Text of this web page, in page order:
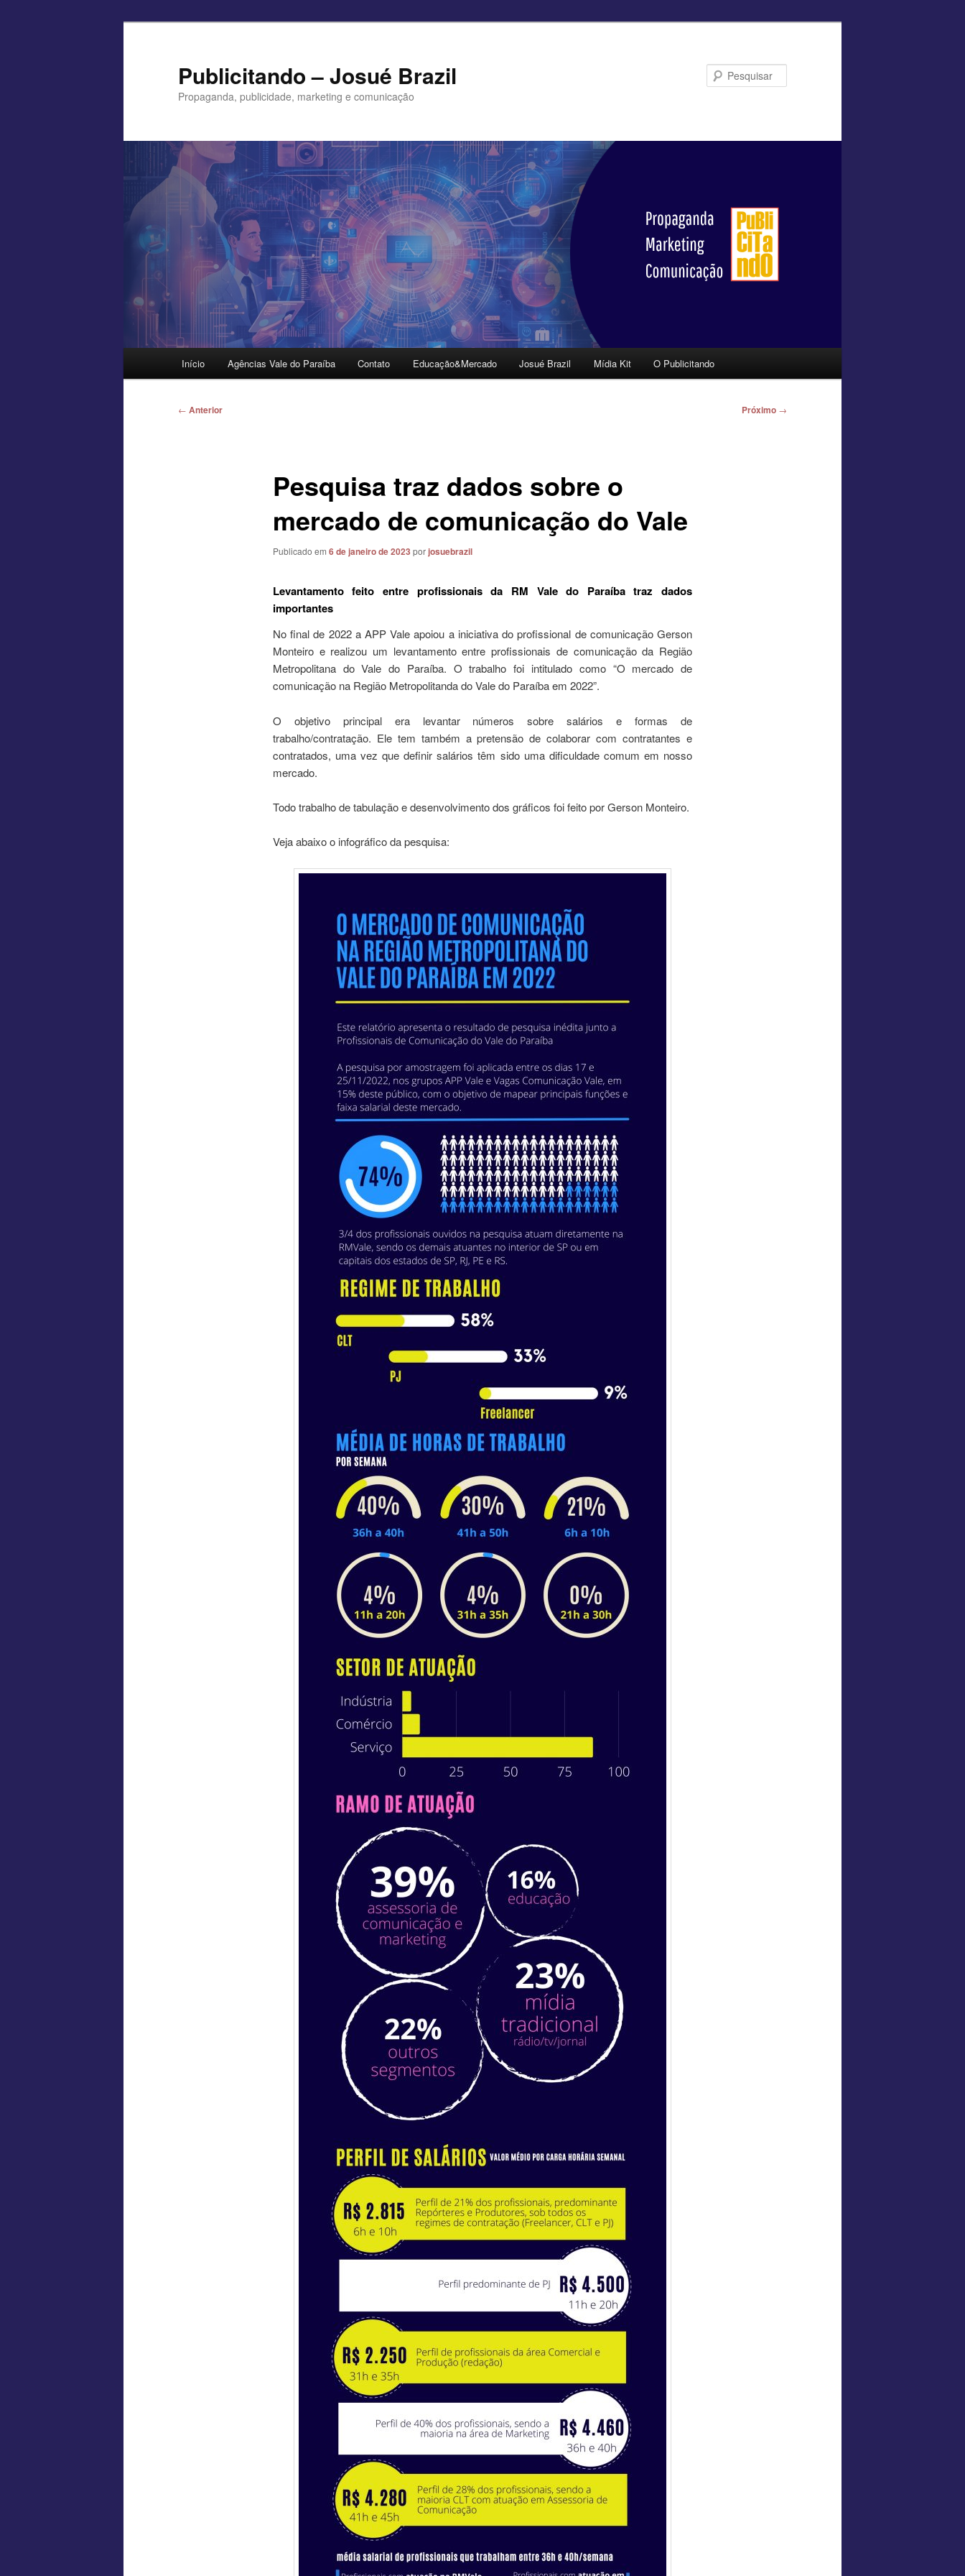
Publicitando – Josué Brazil
Propaganda, publicidade, marketing e comunicação
Início Agências Vale do Paraíba Contato Educação&Mercado Josué Brazil Mídia Kit O Publicitando
Navegação
← Anterior Próximo →
Pesquisa traz dados sobre o
mercado de comunicação do Vale
Publicado em 6 de janeiro de 2023 porjosuebrazil
Levantamento feito entre profissionais da RM Vale do Paraíba traz dados
importantes
No final de 2022 a APP Vale apoiou a iniciativa do profissional de comunicação Gerson
Monteiro e realizou um levantamento entre profissionais de comunicação da Região
Metropolitana do Vale do Paraíba. O trabalho foi intitulado como “O mercado de
comunicação na Região Metropolitanda do Vale do Paraíba em 2022”.
O objetivo principal era levantar números sobre salários e formas de
trabalho/contratação. Ele tem também a pretensão de colaborar com contratantes e
contratados, uma vez que definir salários têm sido uma dificuldade comum em nosso
mercado.
Todo trabalho de tabulação e desenvolvimento dos gráficos foi feito por Gerson Monteiro.
Veja abaixo o infográfico da pesquisa: